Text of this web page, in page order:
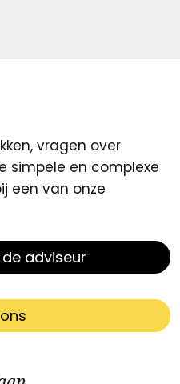
vragen over
simpele en complexe
een van onze
adviseur